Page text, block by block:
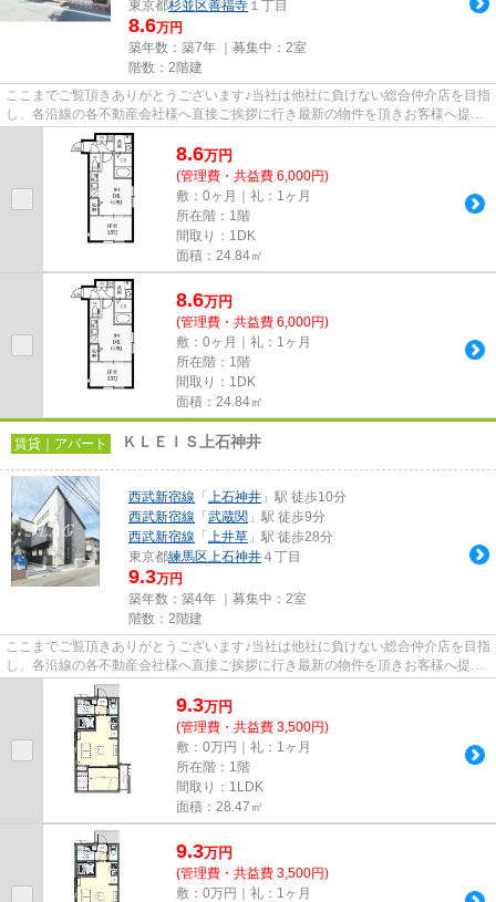
東京都杉並区善福寺 １丁目
8.6万円
築年数：築7年 ｜募集中： 2室
階数：2階建
ここまでご覧頂きありがとうございます♪当社は他社に負けない総合仲介店を目指
し、各沿線の各不動産会社様へ直接ご挨拶に行き最新の物件を頂きお客様へ提供
しております！最新の情報は...
8.6万円
(管理費・共益費 6,000円)
敷：0ヶ月｜礼：1ヶ月
所在階：1階
間取り：1DK
面積：24.84㎡
8.6万円
(管理費・共益費 6,000円)
敷：0ヶ月｜礼：1ヶ月
所在階：1階
間取り：1DK
面積：24.84㎡
賃貸｜アパート ＫＬＥＩＳ上石神井
西武新宿線 「 上石神井 」駅 徒歩10分
西武新宿線 「 武蔵関 」駅 徒歩9分
西武新宿線 「 上井草 」駅 徒歩28分
東京都練馬区上石神井 ４丁目
9.3万円
築年数：築4年 ｜募集中： 2室
階数：2階建
ここまでご覧頂きありがとうございます♪当社は他社に負けない総合仲介店を目指
し、各沿線の各不動産会社様へ直接ご挨拶に行き最新の物件を頂きお客様へ提供
しております！最新の情報は...
9.3万円
(管理費・共益費 3,500円)
敷：0万円｜礼：1ヶ月
所在階：1階
間取り：1LDK
面積：28.47㎡
9.3万円
(管理費・共益費 3,500円)
敷：0万円｜礼：1ヶ月